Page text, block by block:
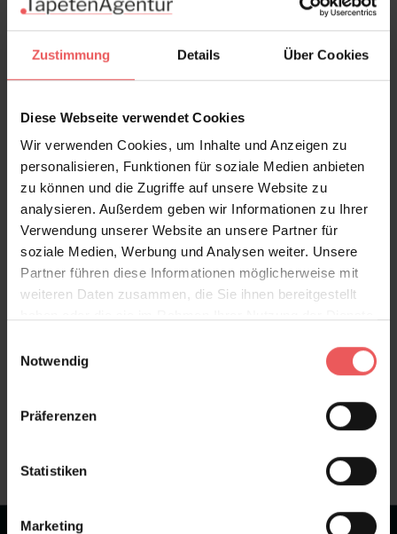
Zustimmung Details Über Cookies
Diese Webseite verwendet Cookies
Wir verwenden Cookies, um Inhalte und Anzeigen zu
personalisieren, Funktionen für soziale Medien anbieten
zu können und die Zugriffe auf unsere Website zu
analysieren. Außerdem geben wir Informationen zu Ihrer
Verwendung unserer Website an unsere Partner für
soziale Medien, Werbung und Analysen weiter. Unsere
Partner führen diese Informationen möglicherweise mit
weiteren Daten zusammen, die Sie ihnen bereitgestellt
Notwendig
Präferenzen
Statistiken
Marketing
Produktdetails
Versand & Zahlung
Bewertungen
FAQ Teilen!
Frage stellen